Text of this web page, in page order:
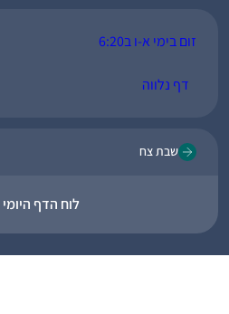
זום בימי א-ו ב6:20
דף נלווה
שבת צח
לוח הדף היומי